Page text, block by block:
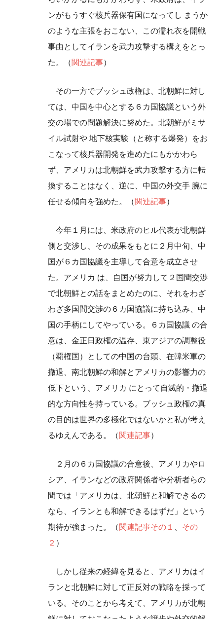
ンがもうすぐ核兵器保有国になってし まうか
のような主張をおこない、この濡れ衣を開戦
事由としてイランを武力攻撃する構えをとっ
た。（関連記事）
その一方でブッシュ政権は、北朝鮮に対し
ては、中国を中心とする６カ国協議という外
交の場での問題解決に努めた。北朝鮮がミサ
イル試射や 地下核実験（と称する爆発）をお
こなって核兵器開発を進めたにもかかわら
ず、アメリカは北朝鮮を武力攻撃する方に転
換することはなく、逆に、中国の外交手 腕に
任せる傾向を強めた。（関連記事）
今年１月には、米政府のヒル代表が北朝鮮
側と交渉し、その成果をもとに２月中旬、中
国が６カ国協議を主導して合意を成立させ
た。アメリカ は、自国が努力して２国間交渉
で北朝鮮との話をまとめたのに、それをわざ
わざ多国間交渉の６カ国協議に持ち込み、中
国の手柄にしてやっている。６カ国協議 の合
意は、金正日政権の温存、東アジアの調整役
（覇権国）としての中国の台頭、在韓米軍の
撤退、南北朝鮮の和解とアメリカの影響力の
低下という、アメリカ にとって自滅的・撤退
的な方向性を持っている。ブッシュ政権の真
の目的は世界の多極化ではないかと私が考え
るゆえんである。（関連記事）
２月の６カ国協議の合意後、アメリカやロ
シア、イランなどの政府関係者や分析者らの
間では「アメリカは、北朝鮮と和解できるの
なら、イランとも和解できるはずだ」という
期待が強まった。（関連記事その１ 、 その
２ ）
しかし従来の経緯を見ると、アメリカはイ
ランと北朝鮮に対して正反対の戦略を採って
いる。そのことから考えて、アメリカが北朝